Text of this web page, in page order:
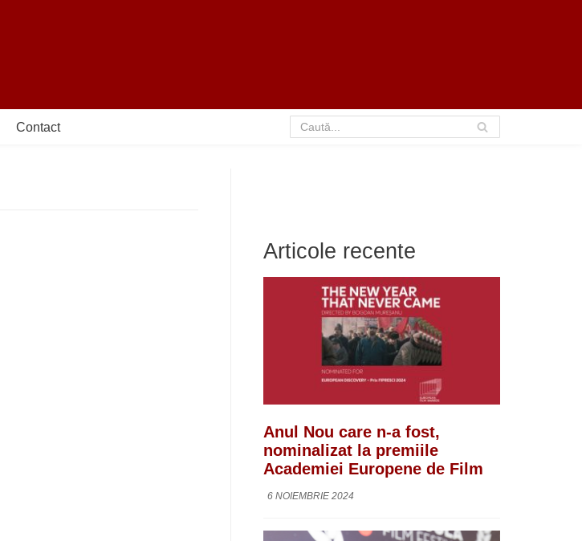
Contact
Articole recente
Anul Nou care n-a fost,
nominalizat la premiile
Academiei Europene de Film
6 NOIEMBRIE 2024